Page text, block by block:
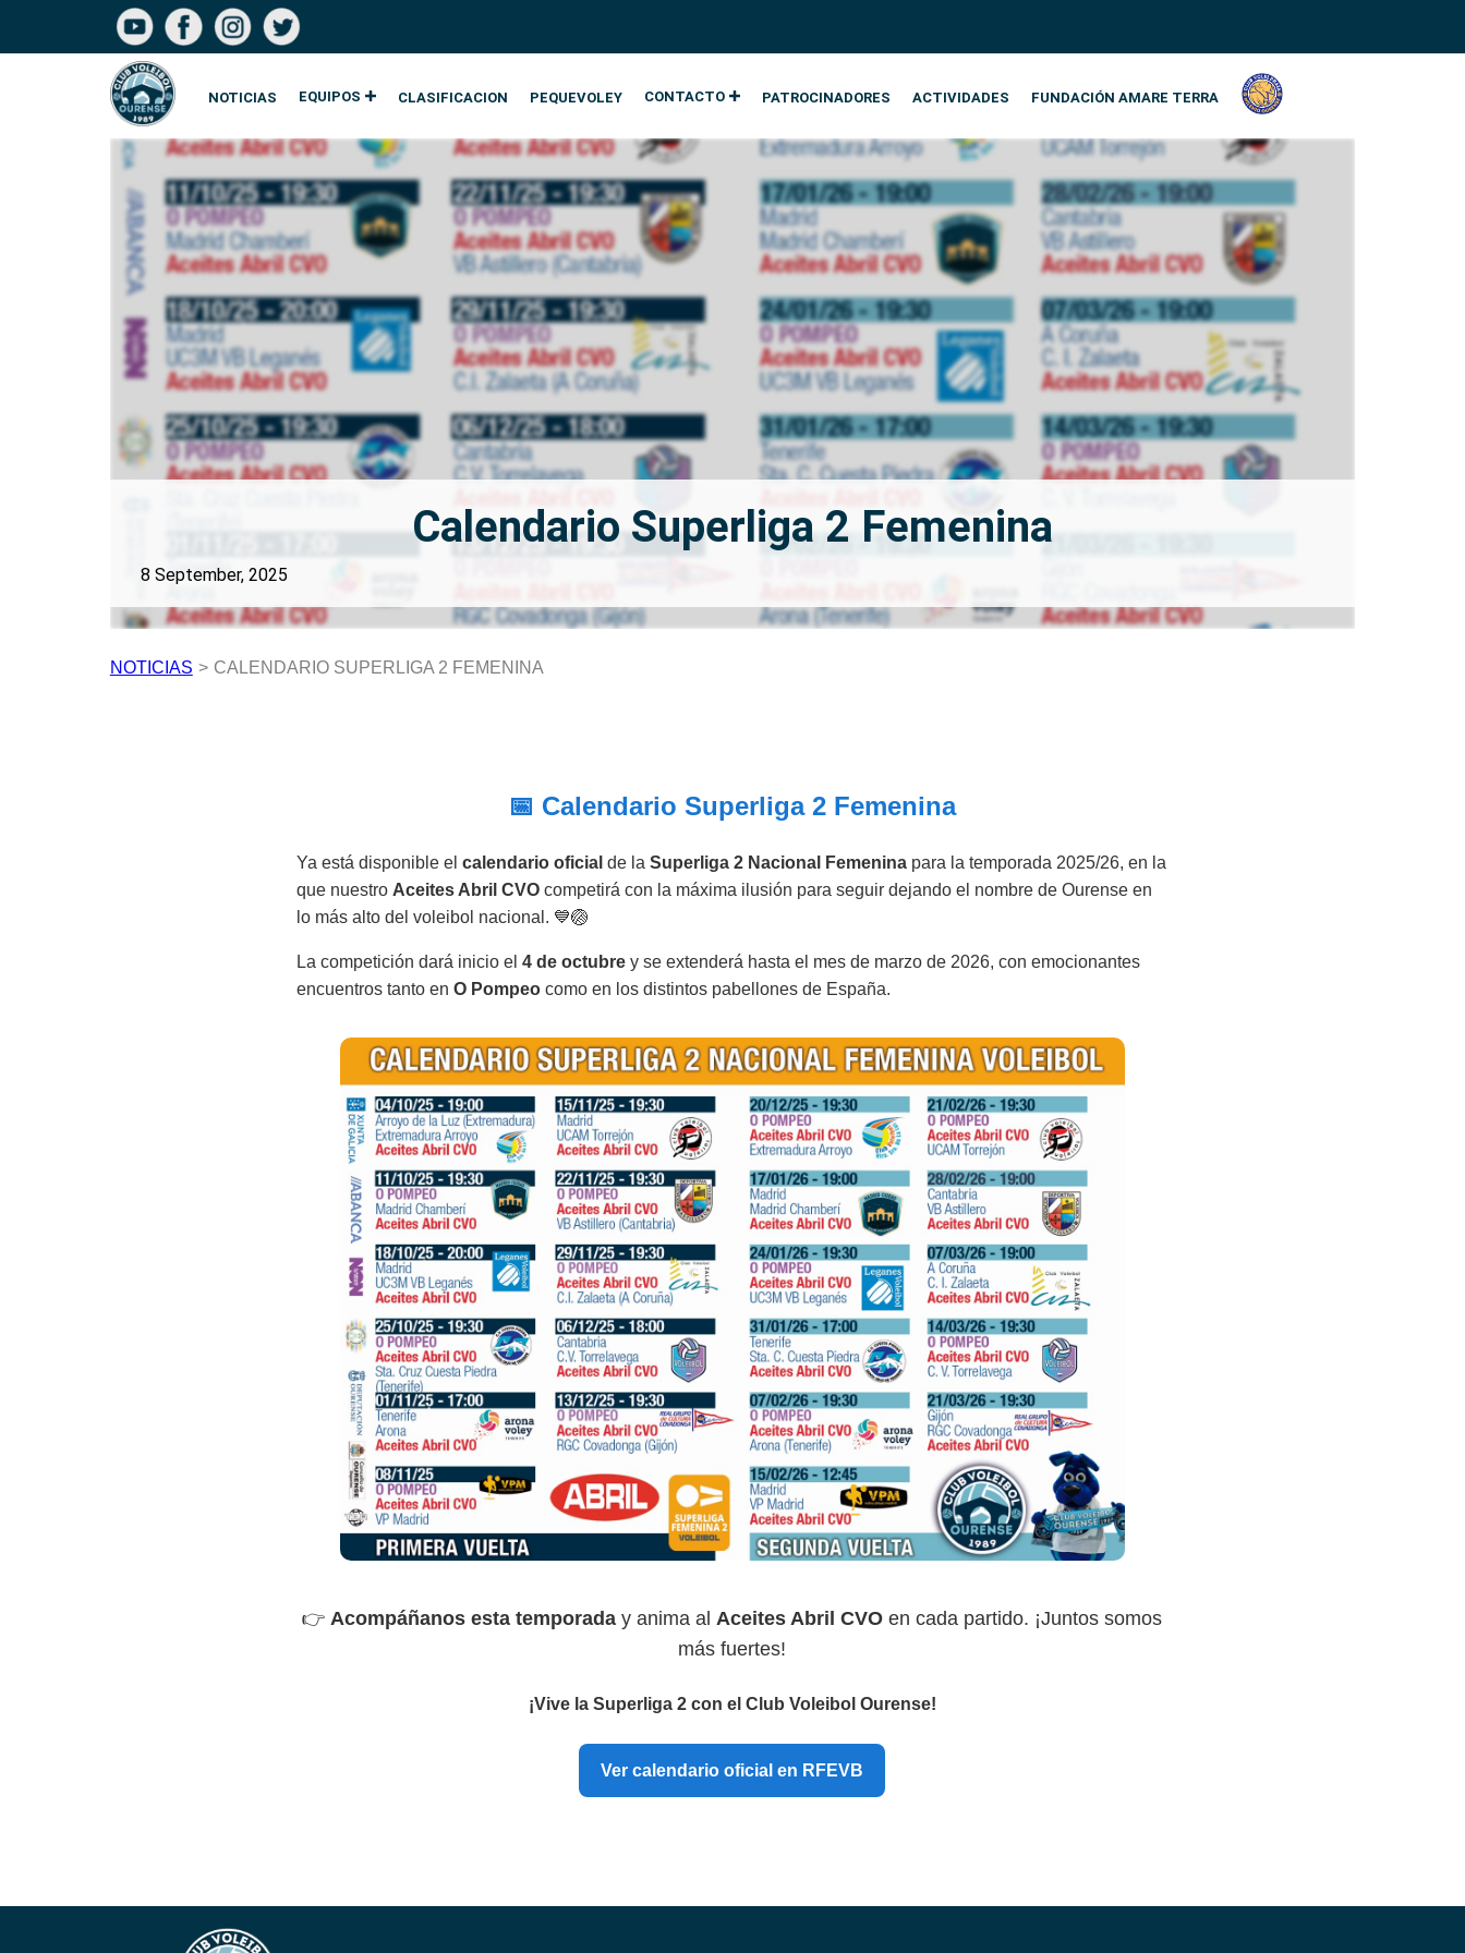
NOTICIAS EQUIPOS CLASIFICACION PEQUEVOLEY CONTACTO PATROCINADORES ACTIVIDADES FUNDACIÓN AMARE TERRA
Calendario Superliga 2 Femenina
8 September, 2025
NOTICIAS > CALENDARIO SUPERLIGA 2 FEMENINA
📅 Calendario Superliga 2 Femenina
Ya está disponible el calendario oficial de la Superliga 2 Nacional Femeninapara la temporada 2025/26, en la
que nuestro Aceites Abril CVOcompetirá con la máxima ilusión para seguir dejando el nombre de Ourense en
lo más alto del voleibol nacional. 💙🏐
La competición dará inicio el 4 de octubrey se extenderá hasta el mes de marzo de 2026, con emocionantes
encuentros tanto en O Pompeocomo en los distintos pabellones de España.
👉 Acompáñanos esta temporada y anima al Aceites Abril CVO en cada partido. ¡Juntos somos
más fuertes!
¡Vive la Superliga 2 con el Club Voleibol Ourense!
Ver calendario oficial en RFEVB